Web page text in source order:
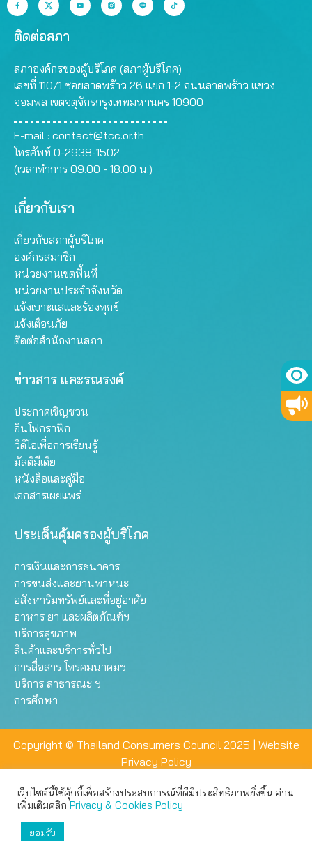
ติดต่อสภา
สภาองค์กรของผู้บริโภค (สภาผู้บริโภค)
เลขที่ 110/1 ซอยลาดพร้าว 26 แยก 1-2 ถนนลาดพร้าว แขวง
จอมพล เขตจตุจักรกรุงเทพมหานคร 10900
E-mail : contact@tcc.or.th
โทรศัพท์ 0-2938-1502
(เวลาทำการ 09.00 - 18.00 น.)
เกี่ยวกับเรา
เกี่ยวกับสภาผู้บริโภค
องค์กรสมาชิก
หน่วยงานเขตพื้นที่
หน่วยงานประจำจังหวัด
แจ้งเบาะแสและร้องทุกข์
แจ้งเตือนภัย
ติดต่อสำนักงานสภา
ข่าวสาร และรณรงค์
ประกาศเชิญชวน
อินโฟกราฟิก
วิดีโอเพื่อการเรียนรู้
มัลติมีเดีย
หนังสือและคู่มือ
เอกสารเผยแพร่
ประเด็นคุ้มครองผู้บริโภค
การเงินและการธนาคาร
การขนส่งและยานพาหนะ
อสังหาริมทรัพย์และที่อยู่อาศัย
อาหาร ยา และผลิตภัณฑ์ฯ
บริการสุขภาพ
สินค้าและบริการทั่วไป
การสื่อสาร โทรคมนาคมฯ
บริการ สาธารณะ ฯ
การศึกษา
Copyright © Thailand Consumers Council 2025 | Website
Privacy Policy
เว็บไซต์นี้ใช้คุ้กกี้เพื่อสร้างประสบการณ์ที่ดีมีประสิทธิภาพยิ่งขึ้น อ่าน
เพิ่มเติมคลิกPrivacy & Cookies Policy
ยอมรับ
เว็บไซต์นี้ใช้คุกกี้เพื่อมอบประสบการณ์การใช้งานที่ดีให้แก่ท่าน คุณ
สามารถเลือกตั้งค่าความเป็นส่วนตัวได้